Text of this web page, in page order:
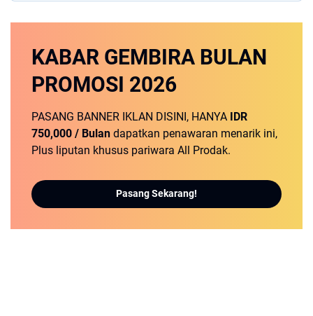
KABAR GEMBIRA BULAN
PROMOSI 2026
PASANG BANNER IKLAN DISINI, HANYA IDR
750,000 / Bulan dapatkan penawaran menarik ini,
Plus liputan khusus pariwara All Prodak.
Pasang Sekarang!